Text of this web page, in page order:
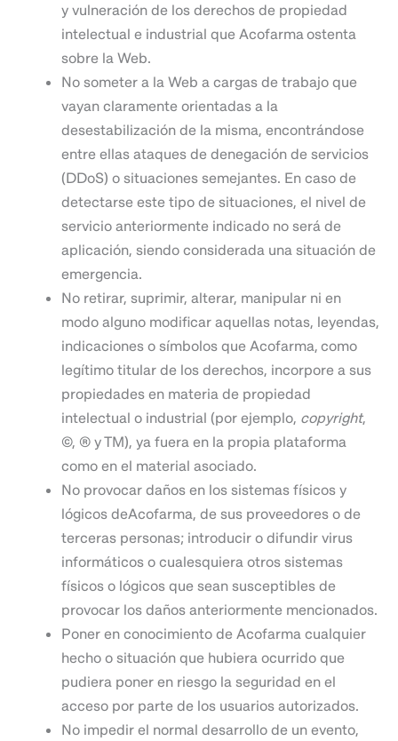
y vulneración de los derechos de propiedad
intelectual e industrial que Acofarmaostenta
sobre la Web.
No someter a la Web a cargas de trabajo que
vayan claramente orientadas a la
desestabilización de la misma, encontrándose
entre ellas ataques de denegación de servicios
(DDoS) o situaciones semejantes. En caso de
detectarse este tipo de situaciones, el nivel de
servicio anteriormente indicado no será de
aplicación, siendo considerada una situación de
emergencia.
No retirar, suprimir, alterar, manipular ni en
modo alguno modificar aquellas notas, leyendas,
indicaciones o símbolos que Acofarma, como
legítimo titular de los derechos, incorpore a sus
propiedades en materia de propiedad
intelectual o industrial (por ejemplo, copyright,
©, ® y TM), ya fuera en la propia plataforma
como en el material asociado.
No provocar daños en los sistemas físicos y
lógicos deAcofarma, de sus proveedores o de
terceras personas; introducir o difundir virus
informáticos o cualesquiera otros sistemas
físicos o lógicos que sean susceptibles de
provocar los daños anteriormente mencionados.
Poner en conocimiento de Acofarma cualquier
hecho o situación que hubiera ocurrido que
pudiera poner en riesgo la seguridad en el
acceso por parte de los usuarios autorizados.
No impedir el normal desarrollo de un evento,